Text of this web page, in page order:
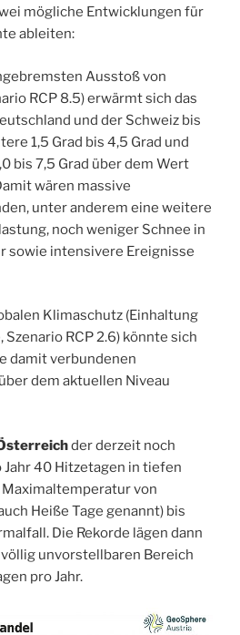
mögliche Entwicklungen für
ableiten:
Ausstoß von
RCP 8.5) erwärmt sich das
und der Schweiz bis
1,5 Grad bis 4,5 Grad und
bis 7,5 Grad über dem Wert
wären massive
unter anderem eine weitere
noch weniger Schnee in
sowie intensivere Ereignisse
Klimaschutz (Einhaltung
RCP 2.6) könnte sich
damit verbundenen
dem aktuellen Niveau
der derzeit noch
40 Hitzetagen in tiefen
von
Heiße Tage genannt) bis
Die Rekorde lägen dann
unvorstellbaren Bereich
pro Jahr.